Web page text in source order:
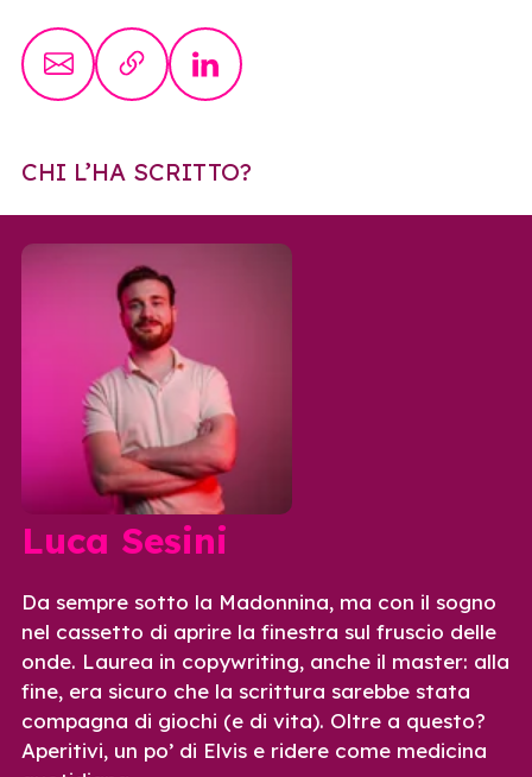
CHI L’HA SCRITTO?
Luca Sesini
Da sempre sotto la Madonnina, ma con il sogno
nel cassetto di aprire la finestra sul fruscio delle
onde. Laurea in copywriting, anche il master: alla
fine, era sicuro che la scrittura sarebbe stata
compagna di giochi (e di vita). Oltre a questo?
Aperitivi, un po’ di Elvis e ridere come medicina